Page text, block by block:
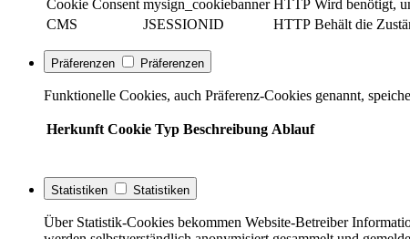
Cookie Consent mysign_cookiebanner HTTP Wird benötigt,
CMS
JSESSIONID HTTP Behält die
Präferenzen Präferenzen
Funktionelle Cookies, auch Präferenz-Cookies genannt,
Herkunft Cookie Typ Beschreibung Ablauf
Statistiken Statistiken
Über Statistik-Cookies bekommen Website-Betreiber